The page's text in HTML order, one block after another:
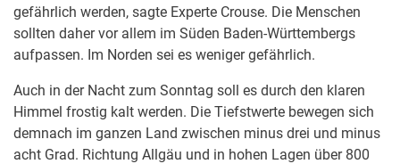
gefährlich werden, sagte Experte Crouse. Die Menschen
sollten daher vor allem im Süden Baden-Württembergs
aufpassen. Im Norden sei es weniger gefährlich.
Auch in der Nacht zum Sonntag soll es durch den klaren
Himmel frostig kalt werden. Die Tiefstwerte bewegen sich
demnach im ganzen Land zwischen minus drei und minus
acht Grad. Richtung Allgäu und in hohen Lagen über 800